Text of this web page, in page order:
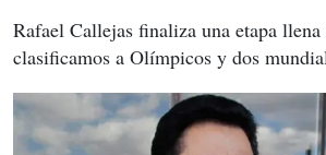
Rafael Callejas finaliza una etapa
clasificamos a Olímpicos y dos